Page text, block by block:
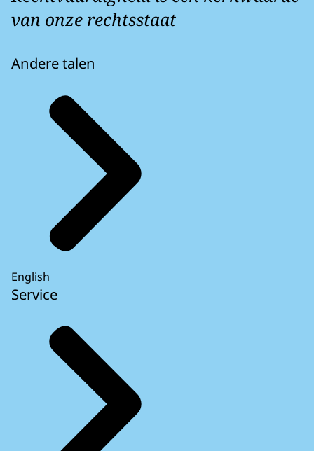
van onze rechtsstaat
Andere talen
English
Service